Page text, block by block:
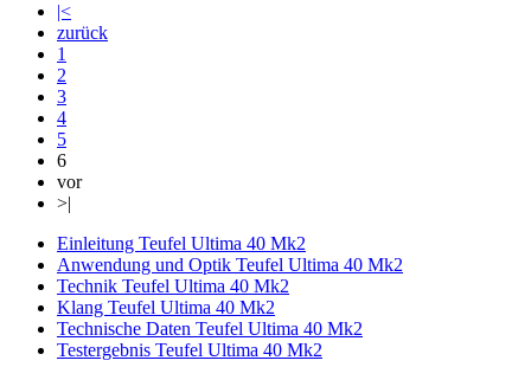
|<
zurück
1
2
3
4
5
6
vor
>|
Einleitung Teufel Ultima 40 Mk2
Anwendung und Optik Teufel Ultima 40 Mk2
Technik Teufel Ultima 40 Mk2
Klang Teufel Ultima 40 Mk2
Technische Daten Teufel Ultima 40 Mk2
Testergebnis Teufel Ultima 40 Mk2